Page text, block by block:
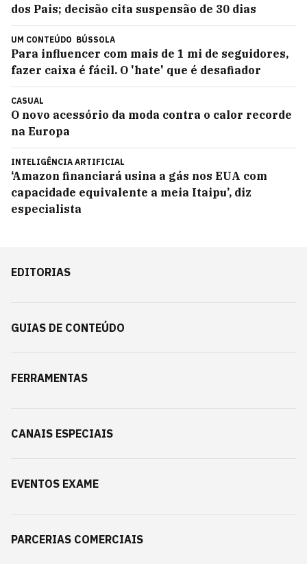
dos Pais; decisão cita suspensão de 30 dias
UM CONTEÚDO BÚSSOLA
Para influencer com mais de 1 mi de seguidores,
fazer caixa é fácil. O 'hate' que é desafiador
CASUAL
O novo acessório da moda contra o calor recorde
na Europa
INTELIGÊNCIA ARTIFICIAL
‘Amazon financiará usina a gás nos EUA com
capacidade equivalente a meia Itaipu’, diz
especialista
EDITORIAS
GUIAS DE CONTEÚDO
FERRAMENTAS
CANAIS ESPECIAIS
EVENTOS EXAME
PARCERIAS COMERCIAIS